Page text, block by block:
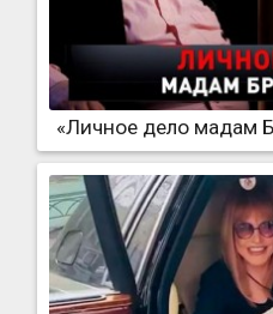
«Личное дело мадам